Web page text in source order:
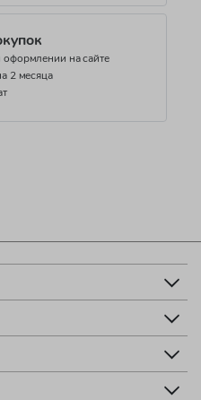
на сайте
2 месяца